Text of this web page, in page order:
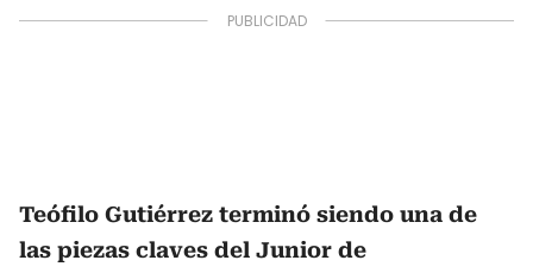
Teófilo Gutiérrez terminó siendo una de
las piezas claves del Junior de